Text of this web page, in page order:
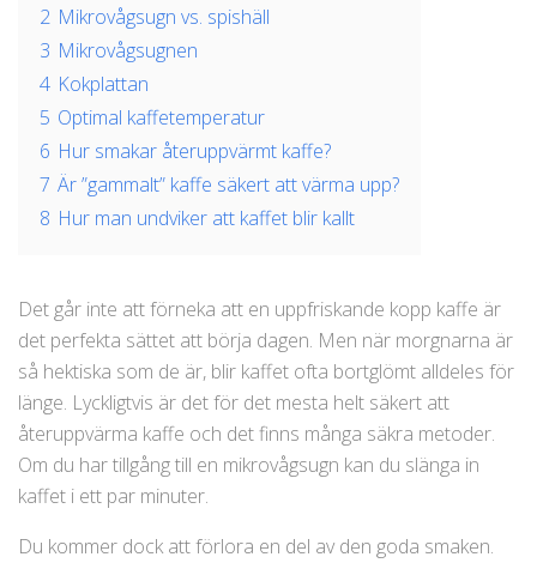
2 Mikrovågsugn vs. spishäll
3 Mikrovågsugnen
4 Kokplattan
5 Optimal kaffetemperatur
6 Hur smakar återuppvärmt kaffe?
7 Är ”gammalt” kaffe säkert att värma upp?
8 Hur man undviker att kaffet blir kallt
Det går inte att förneka att en uppfriskande kopp kaffe är
det perfekta sättet att börja dagen. Men när morgnarna är
så hektiska som de är, blir kaffet ofta bortglömt alldeles för
länge. Lyckligtvis är det för det mesta helt säkert att
återuppvärma kaffe och det finns många säkra metoder.
Om du har tillgång till en mikrovågsugn kan du slänga in
kaffet i ett par minuter.
Du kommer dock att förlora en del av den goda smaken.